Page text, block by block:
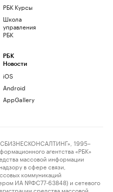
РБК Курсы
Школа
управления
РБК
РБК
Новости
iOS
Android
AppGallery
1995–
агентства «РБК»
массовой информации
в сфере связи,
коммуникаций
ИА №ФС77-63848) и сетевого
средства массовой